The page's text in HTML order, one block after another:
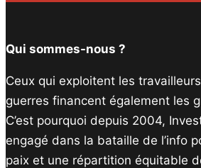
Qui sommes-nous ?
Ceux qui exploitent les
guerres financent également les
C’est pourquoi depuis 2004,
engagé dans la bataille de l’info
paix et une répartition équitable